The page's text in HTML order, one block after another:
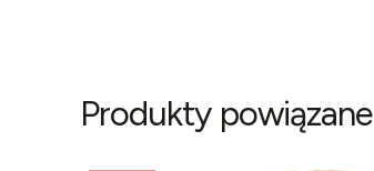
Produkty powiązane